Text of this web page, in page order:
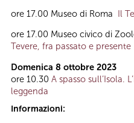
ore 17.00 Museo di Roma Il
ore 17.00 Museo civico di
Tevere, fra passato e presente
Domenica 8 ottobre 2023
ore 10.30 A spasso sull’Isola.
leggenda
Informazioni: